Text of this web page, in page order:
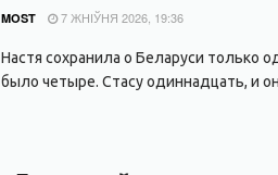
MOST 7 ЖНІЎНЯ 2026, 19:36
Настя сохранила о Беларуси только
было четыре. Стасу одиннадцать, и